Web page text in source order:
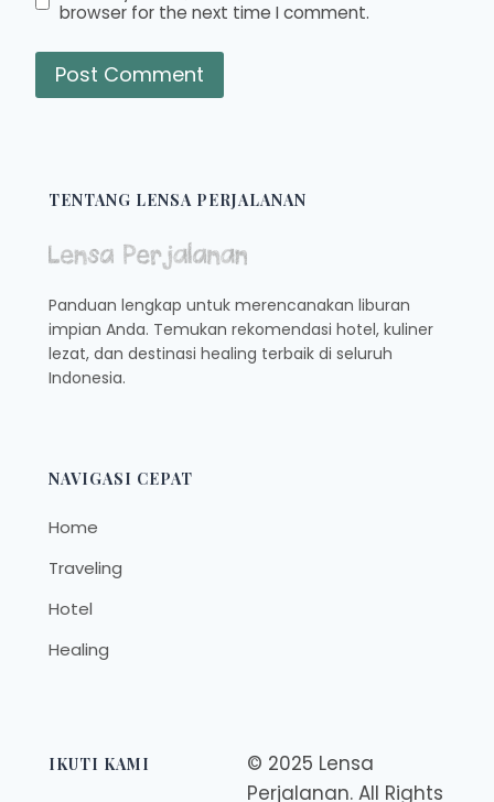
browser for the next time I comment.
TENTANG LENSA PERJALANAN
Panduan lengkap untuk merencanakan liburan
impian Anda. Temukan rekomendasi hotel, kuliner
lezat, dan destinasi healing terbaik di seluruh
Indonesia.
NAVIGASI CEPAT
Home
Traveling
Hotel
Healing
IKUTI KAMI
© 2025 Lensa
Perjalanan. All Rights